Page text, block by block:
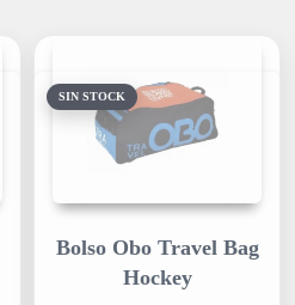
SIN STOCK
Bolso Obo Travel Bag
Hockey